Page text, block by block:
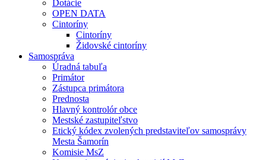
Dotácie
OPEN DATA
Cintoríny
Cintoríny
Židovské cintoríny
Samospráva
Úradná tabuľa
Primátor
Zástupca primátora
Prednosta
Hlavný kontrolór obce
Mestské zastupiteľstvo
Etický kódex zvolených predstaviteľov samosprávy
Mesta Šamorín
Komisie MsZ